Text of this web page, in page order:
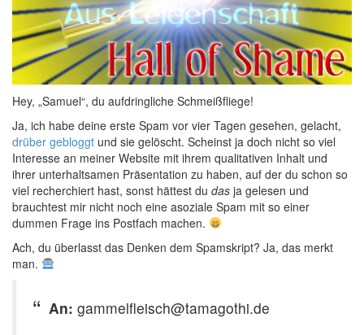
Hey, „Samuel“, du aufdringliche Schmeißfliege!
Ja, ich habe deine erste Spam vor vier Tagen gesehen, gelacht,
drüber gebloggt und sie gelöscht. Scheinst ja doch nicht so viel
Interesse an meiner Website mit ihrem qualitativen Inhalt und
ihrer unterhaltsamen Präsentation zu haben, auf der du schon so
viel recherchiert hast, sonst hättest du das ja gelesen und
brauchtest mir nicht noch eine asoziale Spam mit so einer
dummen Frage ins Postfach machen.
Ach, du überlasst das Denken dem Spamskript? Ja, das merkt
man.
An: gammelfleisch@tamagothi.de